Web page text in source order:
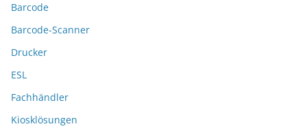
Barcode
Barcode-Scanner
Drucker
ESL
Fachhändler
Kiosklösungen